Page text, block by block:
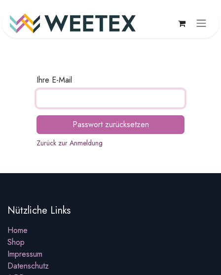
Ihre E-Mail
Passwort zurücksetzen
Zurück zur Anmeldung
Nützliche Links
Home
Shop
Impressum
Datenschutz